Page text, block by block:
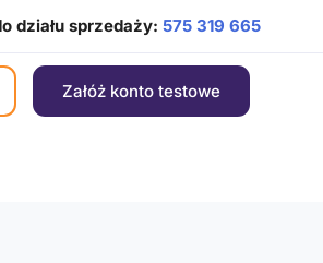
działu sprzedaży: 575 319 665
Załóż konto testowe